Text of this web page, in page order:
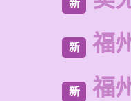
新
新 福
新 福